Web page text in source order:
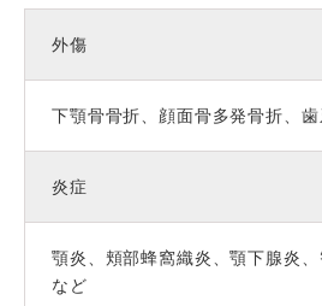
外傷
下顎骨骨折、顔面骨多発骨折、
炎症
顎炎、頬部蜂窩織炎、顎下腺炎、
など